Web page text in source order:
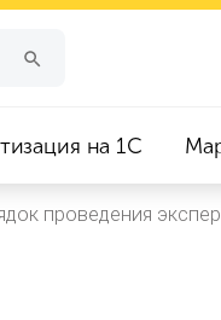
на 1С
проведения